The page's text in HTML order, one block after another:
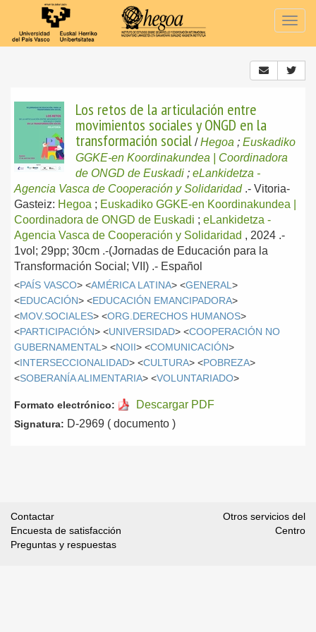
Los retos de la articulación entre
movimientos sociales y ONGD en la
transformación social /Hegoa ; Euskadiko
GGKE-en Koordinakundea | Coordinadora
de ONGD de Euskadi ; eLankidetza -
Agencia Vasca de Cooperación y Solidaridad .- Vitoria-
Gasteiz: Hegoa ; Euskadiko GGKE-en Koordinakundea |
Coordinadora de ONGD de Euskadi ; eLankidetza -
Agencia Vasca de Cooperación y Solidaridad , 2024 .-
1vol; 29pp; 30cm .-(Jornadas de Educación para la
Transformación Social; VII) .- Español
<PAÍS VASCO> <AMÉRICA LATINA> <GENERAL >
<EDUCACIÓN> <EDUCACIÓN EMANCIPADORA>
<MOV.SOCIALES> <ORG.DERECHOS HUMANOS>
<PARTICIPACIÓN> <UNIVERSIDAD> <COOPERACIÓN NO
GUBERNAMENTAL > <NOII> <COMUNICACIÓN>
<INTERSECCIONALIDAD> <CULTURA> <POBREZA>
<SOBERANÍA ALIMENTARIA> <VOLUNTARIADO>
Formato electrónico: Descargar PDF
Signatura: D-2969 ( documento )
Contactar
Encuesta de satisfacción
Preguntas y respuestas
Otros servicios del
Centro